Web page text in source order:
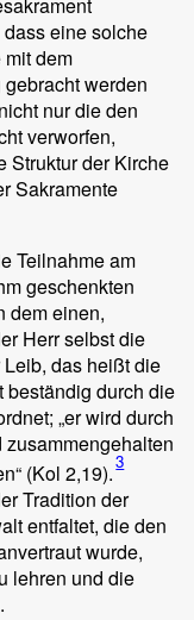
eine solche
dem
werden
nur die den
verworfen,
Struktur der Kirche
Sakramente
Teilnahme am
geschenkten
dem einen,
Herr selbst die
das heißt die
beständig durch die
„er wird durch
(Kol 2,19).3
Tradition der
entfaltet, die den
wurde,
lehren und die